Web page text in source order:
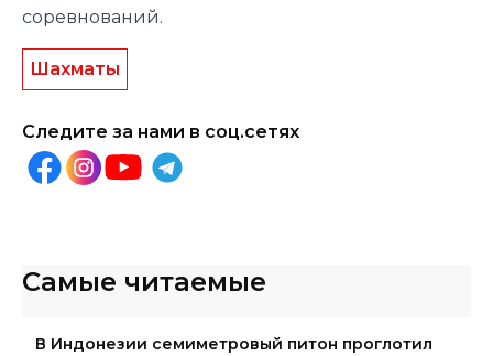
соревнований.
Шахматы
Следите за нами в соц.сетях
Самые читаемые
В Индонезии семиметровый питон проглотил